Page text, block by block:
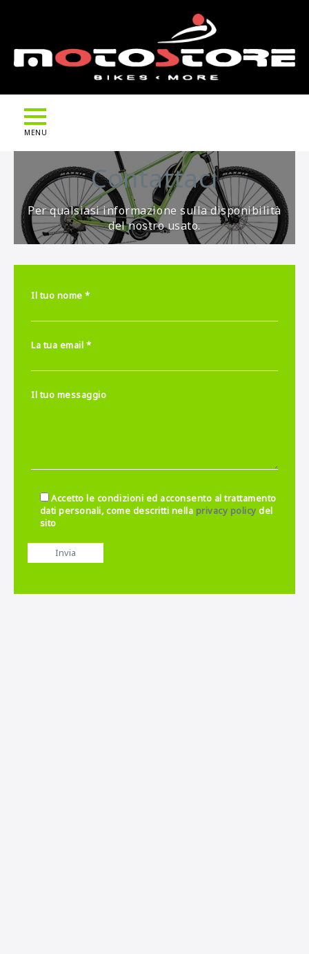
MENU
Contattaci
Per qualsiasi informazione sulla disponibilità
del nostro usato.
Il tuo nome *
La tua email *
Il tuo messaggio
Accetto le condizioni ed acconsento al trattamento
dati personali, come descritti nella privacy policy del
sito